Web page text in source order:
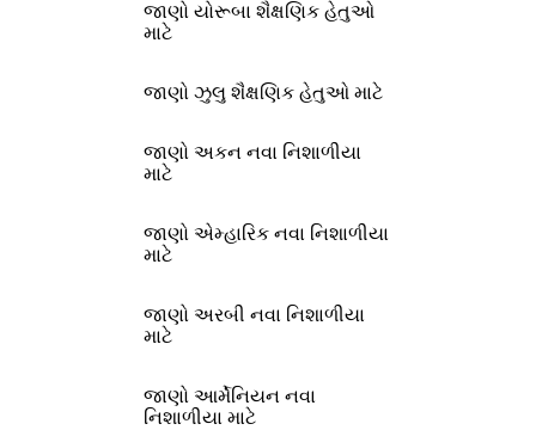
જાણો યોરૂબા શૈક્ષણિક હેતુઓ
માટે
જાણો ઝુલુ શૈક્ષણિક હેતુઓ માટે
જાણો અકન નવા નિશાળીયા
માટે
જાણો એમ્હારિક નવા નિશાળીયા
માટે
જાણો અરબી નવા નિશાળીયા
માટે
જાણો આર્મેનિયન નવા
નિશાળીયા માટે